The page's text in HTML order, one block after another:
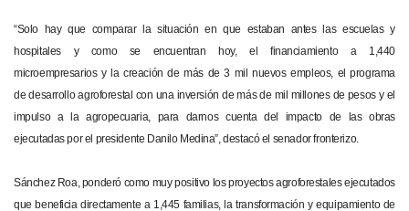
“Solo hay que comparar la situación en que estaban antes las escuelas y
hospitales y como se encuentran hoy, el financiamiento a 1,440
microempresarios y la creación de más de 3 mil nuevos empleos, el programa
de desarrollo agroforestal con una inversión de más de mil millones de pesos y el
impulso a la agropecuaria, para darnos cuenta del impacto de las obras
ejecutadas por el presidente Danilo Medina”, destacó el senador fronterizo.
Sánchez Roa, ponderó como muy positivo los proyectos agroforestales ejecutados
que beneficia directamente a 1,445 familias, la transformación y equipamiento de